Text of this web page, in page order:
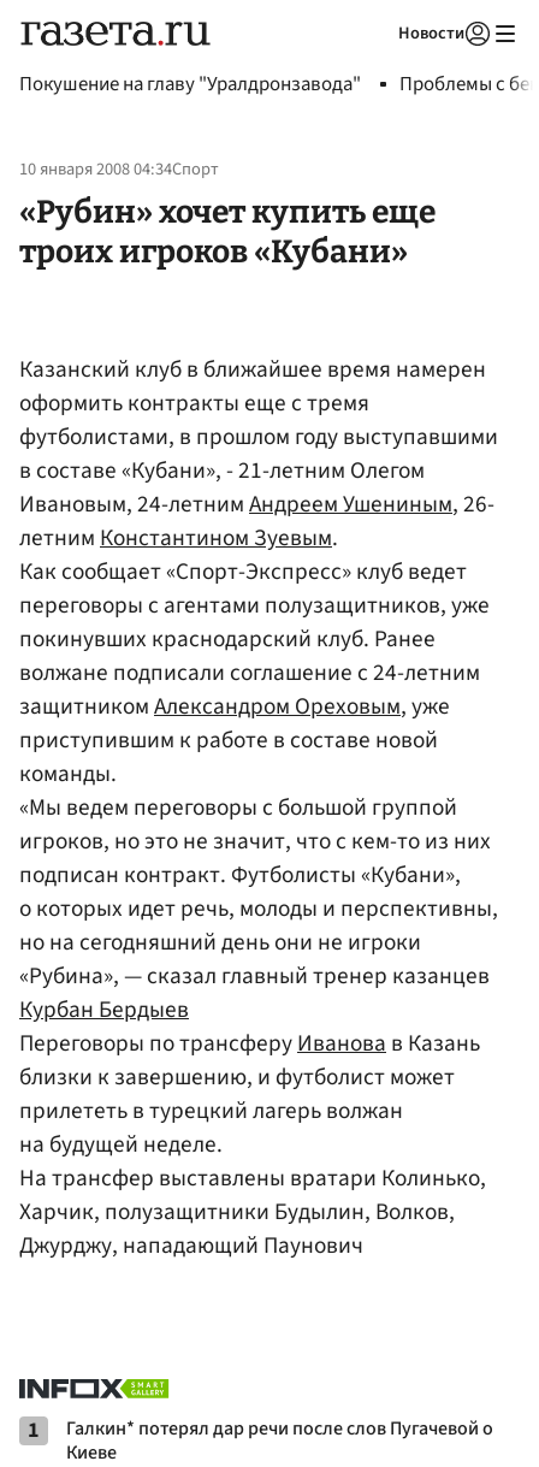
Новости
Покушение на главу "Уралдронзавода" Проблемы с
10 января 2008 04:34Спорт
«Рубин» хочет купить еще
троих игроков «Кубани»
Казанский клуб в ближайшее время намерен
оформить контракты еще с тремя
футболистами, в прошлом году выступавшими
в составе «Кубани», - 21-летним Олегом
Ивановым, 24-летнимАндреем Ушениным, 26-
летнимКонстантином Зуевым.
Как сообщает «Спорт-Экспресс» клуб ведет
переговоры с агентами полузащитников, уже
покинувших краснодарский клуб. Ранее
волжане подписали соглашение с 24-летним
защитникомАлександром Ореховым, уже
приступившим к работе в составе новой
команды.
«Мы ведем переговоры с большой группой
игроков, но это не значит, что с кем-то из них
подписан контракт. Футболисты «Кубани»,
о которых идет речь, молоды и перспективны,
но на сегодняшний день они не игроки
«Рубина», — сказал главный тренер казанцев
Курбан Бердыев
Переговоры по трансферуИвановав Казань
близки к завершению, и футболист может
прилететь в турецкий лагерь волжан
на будущей неделе.
На трансфер выставлены вратари Колинько,
Харчик, полузащитники Будылин, Волков,
Джурджу, нападающий Паунович
1
Галкин* потерял дар речи после слов Пугачевой о
Киеве